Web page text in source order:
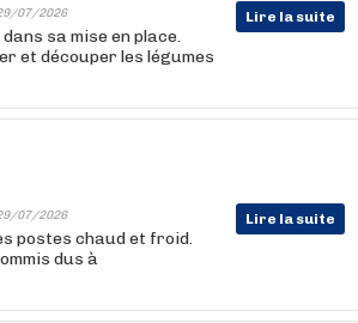
07/2026 Lire la suite
sa mise en place.
et découper les légumes
07/2026 Lire la suite
postes chaud et froid.
dus à